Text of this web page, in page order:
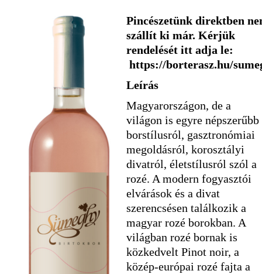
Pincészetünk direktben
szállít ki már. Kérjük
rendelését itt adja le:
https://borterasz.hu/
Leírás
Magyarországon, de a
világon is egyre népszerűbb
borstílusról, gasztronómiai
megoldásról, korosztályi
divatról, életstílusról szól a
rozé. A modern fogyasztói
elvárások és a divat
szerencsésen találkozik a
magyar rozé borokban. A
világban rozé bornak is
közkedvelt Pinot noir, a
közép-európai rozé fajta a